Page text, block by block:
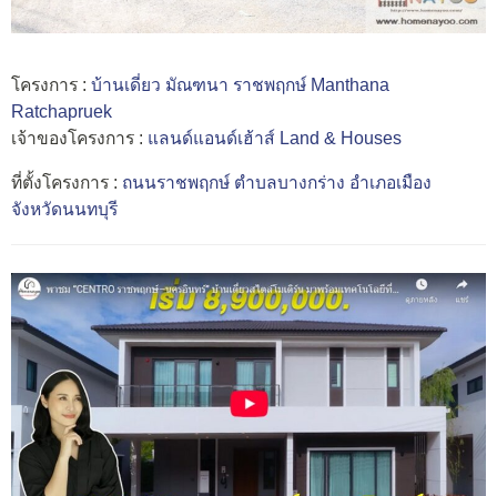
โครงการ : บ้านเดี่ยว มัณฑนา ราชพฤกษ์ Manthana
Ratchapruek
เจ้าของโครงการ : แลนด์แอนด์เฮ้าส์ Land & Houses
ที่ตั้งโครงการ : ถนนราชพฤกษ์ ตำบลบางกร่าง อำเภอเมือง
จังหวัดนนทบุรี